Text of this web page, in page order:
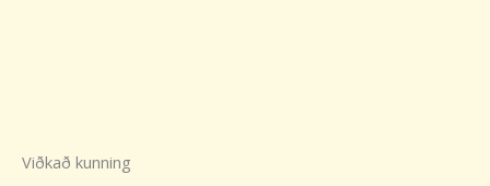
Viðkað kunning